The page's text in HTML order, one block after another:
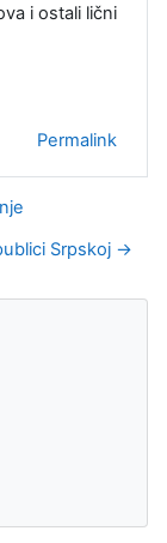
i ostali lični
Permalink
Srpskoj →